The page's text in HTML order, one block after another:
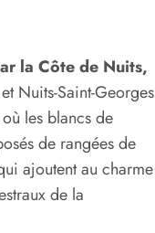
la Côte de Nuits,
Nuits-Saint-Georges
les blancs de
de rangées de
ajoutent au charme
de la